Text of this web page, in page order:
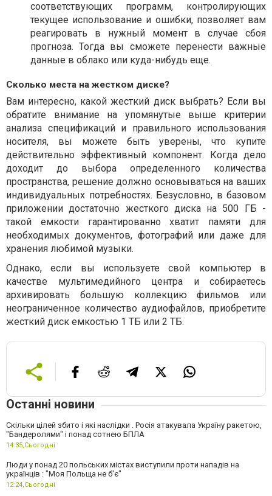
соответствующих программ, контролирующих
текущее использование и ошибки, позволяет вам
реагировать в нужный момент в случае сбоя
прогноза. Тогда вы сможете перенести важные
данные в облако или куда-нибудь еще.
Сколько места на жестком диске?
Вам интересно, какой жесткий диск выбрать? Если вы
обратите внимание на упомянутые выше критерии
анализа спецификаций и правильного использования
носителя, вы можете быть уверены, что купите
действительно эффективный компонент. Когда дело
доходит до выбора определенного количества
пространства, решение должно основываться на ваших
индивидуальных потребностях. Безусловно, в базовом
приложении достаточно жесткого диска на 500 ГБ -
такой емкости гарантированно хватит памяти для
необходимых документов, фотографий или даже для
хранения любимой музыки.
Однако, если вы используете свой компьютер в
качестве мультимедийного центра и собираетесь
архивировать большую коллекцию фильмов или
неограниченное количество аудиофайлов, приобретите
жесткий диск емкостью 1 ТБ или 2 ТБ.
Останні новини
Скільки цілей збито і які наслідки . Росія атакувала Україну ракетою,
"Бандеролями" і понад сотнею БПЛА
14:35,Сьогодні
Люди у понад 20 польських містах виступили проти нападів на
українців : "Моя Польща не б'є"
12:24,Сьогодні